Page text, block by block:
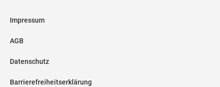
Impressum
AGB
Datenschutz
Barrierefreiheitserklärung